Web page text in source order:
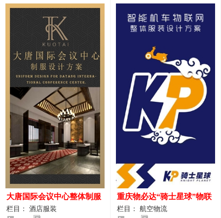
大唐国际会议中心整体制服
设计案例
栏目： 酒店服装
重庆物必达“骑士星球”物联
网派送人员服装设计案例
栏目： 航空物流